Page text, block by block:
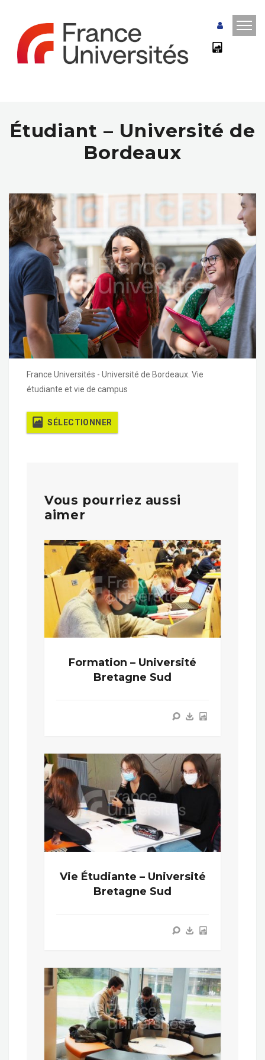
Étudiant – Université de
Bordeaux
France Universités - Université de Bordeaux. Vie
étudiante et vie de campus
SÉLECTIONNER
Vous pourriez aussi
aimer
Formation – Université
Bretagne Sud
Vie Étudiante – Université
Bretagne Sud